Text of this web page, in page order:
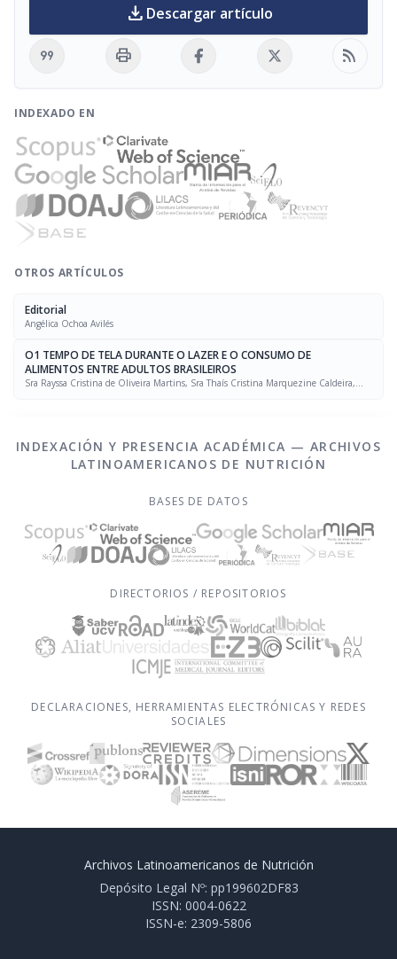
download Descargar artículo
format_quote print rss_feed
INDEXADO EN
OTROS ARTÍCULOS
Editorial
Angélica Ochoa Avilés
O1 TEMPO DE TELA DURANTE O LAZER E O CONSUMO DE
ALIMENTOS ENTRE ADULTOS BRASILEIROS
Sra Rayssa Cristina de Oliveira Martins, Sra Thaís Cristina Marquezine Caldeira,
INDEXACIÓN Y PRESENCIA ACADÉMICA — ARCHIVOS
LATINOAMERICANOS DE NUTRICIÓN
BASES DE DATOS
DIRECTORIOS / REPOSITORIOS
DECLARACIONES, HERRAMIENTAS ELECTRÓNICAS Y REDES
SOCIALES
Archivos Latinoamericanos de Nutrición
Depósito Legal Nº: pp199602DF83
ISSN: 0004-0622
ISSN-e: 2309-5806